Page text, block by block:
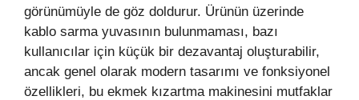
görünümüyle de göz doldurur. Ürünün üzerinde
kablo sarma yuvasının bulunmaması, bazı
kullanıcılar için küçük bir dezavantaj oluşturabilir,
ancak genel olarak modern tasarımı ve fonksiyonel
özellikleri, bu ekmek kızartma makinesini mutfaklar